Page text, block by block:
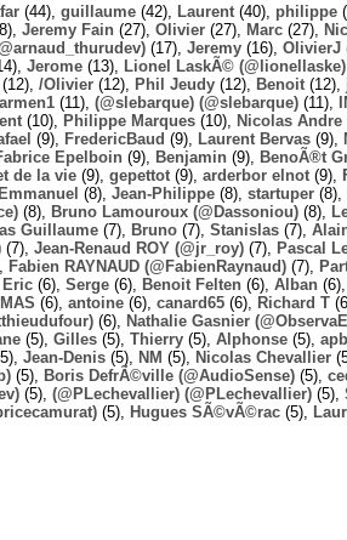
(44), guillaume (42), Laurent (40), philippe
Jeremy Fain (27), Olivier (27), Marc (27),
(17), Jeremy (16), OlivierJ
Jerome (13), Lionel LaskÃ© (@lionellaske)
(12), /Olivier (12), Phil Jeudy (12), Benoit (12),
(11), (@slebarque) (@slebarque) (11),
(10), Philippe Marques (10), Nicolas
(9), FredericBaud (9), Laurent Bervas (9),
Epelboin (9), Benjamin (9), BenoÃ®t
de la vie (9), gepettot (9), arderbor elnot (9),
Emmanuel (8), Jean-Philippe (8), startuper (8),
(8), Bruno Lamouroux (@Dassoniou) (8),
Guillaume (7), Bruno (7), Stanislas (7),
(7), Jean-Renaud ROY (@jr_roy) (7),
Pascal
Fabien RAYNAUD (@FabienRaynaud) (7),
Eric (6), Serge (6), Benoit Felten (6), Alban (6),
MAS (6), antoine (6), canard65 (6), Richard T
(6), Nathalie Gasnier
(5), Gilles (5), Thierry (5), Alphonse (5),
Jean-Denis (5), NM (5), Nicolas Chevallier
(5), Boris DefrÃ©ville (@AudioSense) (5),
(5), (@PLechevallier) (@PLechevallier) (5),
(5), Hugues SÃ©vÃ©rac (5),